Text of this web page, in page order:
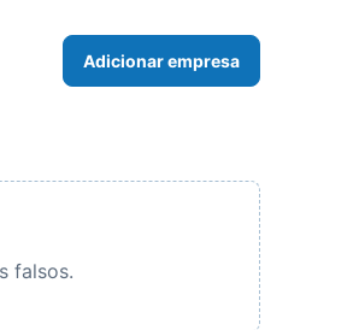
Adicionar empresa
falsos.